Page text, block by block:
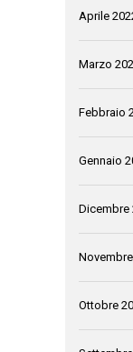
Aprile
Marzo
Febbraio
Gennaio
Dicembre
Ottobre